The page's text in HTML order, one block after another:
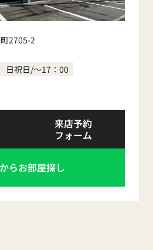
2705-2
祝日/～17：00
来店予約
フォーム
らお部屋探し